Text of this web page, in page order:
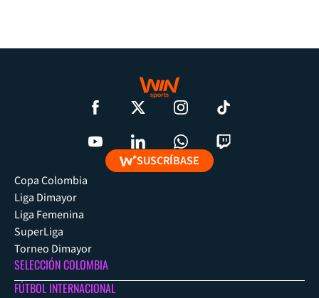
SUSCRÍBASE
Copa Colombia
Liga Dimayor
Liga Femenina
SuperLiga
Torneo Dimayor
SELECCIÓN COLOMBIA
FÚTBOL INTERNACIONAL